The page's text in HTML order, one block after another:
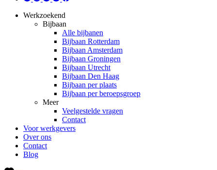
Werkzoekend
Bijbaan
Alle bijbanen
Bijbaan Rotterdam
Bijbaan Amsterdam
Bijbaan Groningen
Bijbaan Utrecht
Bijbaan Den Haag
Bijbaan per plaats
Bijbaan per beroepsgroep
Meer
Veelgestelde vragen
Contact
Voor werkgevers
Over ons
Contact
Blog